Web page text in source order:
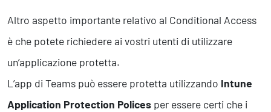
Altro aspetto importante relativo al Conditional Access
è che potete richiedere ai vostri utenti di utilizzare
un’applicazione protetta.
L’app di Teams può essere protetta utilizzando Intune
Application Protection Polices per essere certi che i